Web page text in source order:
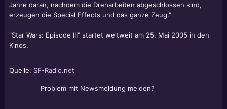
Jahre daran, nachdem die Dreharbeiten abgeschlossen sind,
erzeugen die Special Effects und das ganze Zeug."
"Star Wars: Episode III" startet weltweit am 25. Mai 2005 in den
Kinos.
Quelle: SF-Radio.net
Problem mit Newsmeldung melden?